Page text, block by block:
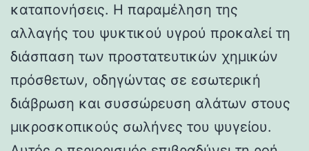
καταπονήσεις. Η παραμέληση της
αλλαγής του ψυκτικού υγρού προκαλεί τη
διάσπαση των προστατευτικών χημικών
πρόσθετων, οδηγώντας σε εσωτερική
διάβρωση και συσσώρευση αλάτων στους
μικροσκοπικούς σωλήνες του ψυγείου.